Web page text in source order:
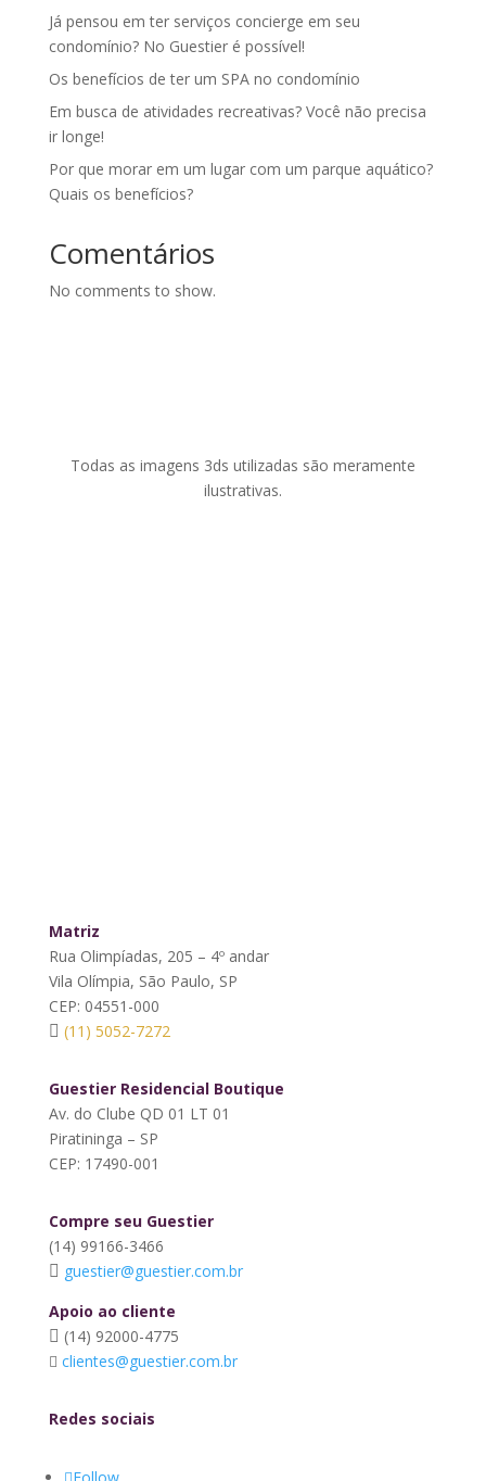
Já pensou em ter serviços concierge em seu
condomínio? No Guestier é possível!
Os benefícios de ter um SPA no condomínio
Em busca de atividades recreativas? Você não precisa
ir longe!
Por que morar em um lugar com um parque aquático?
Quais os benefícios?
Comentários
No comments to show.
Todas as imagens 3ds utilizadas são meramente
ilustrativas.
Matriz
Rua Olimpíadas, 205 – 4º andar
Vila Olímpia, São Paulo, SP
CEP: 04551-000
(11) 5052-7272
Guestier Residencial Boutique
Av. do Clube QD 01 LT 01
Piratininga – SP
CEP: 17490-001
Compre seu Guestier
(14) 99166-3466
guestier@guestier.com.br
Apoio ao cliente
(14) 92000-4775
clientes@guestier.com.br
Redes sociais